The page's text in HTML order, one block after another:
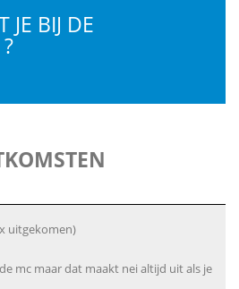
JE BIJ DE
uitgekomen)
mc maar dat maakt nei altijd uit als je